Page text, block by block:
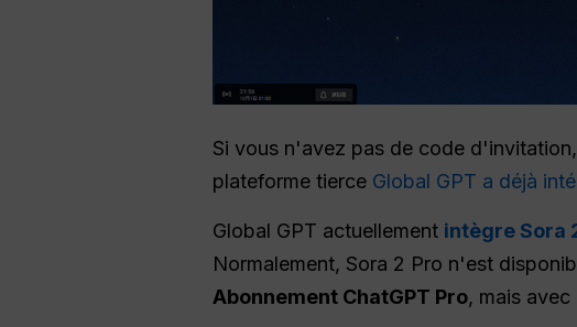
Si vous n'avez pas de code
plateforme tierce Global GPT a déjà
Global GPT actuellement intègre Sora
Normalement, Sora 2 Pro n'est
Abonnement ChatGPT Pro, mais